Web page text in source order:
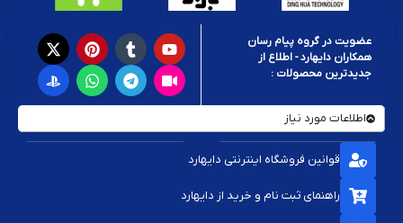
عضویت در گروه پیام رسان
همکاران دایهارد - اطلاع از
جدیدترین محصولات :
اطلاعات مورد نیاز
قوانین فروشگاه اینترنتی دایهارد
راهنمای ثبت نام و خرید از دایهارد